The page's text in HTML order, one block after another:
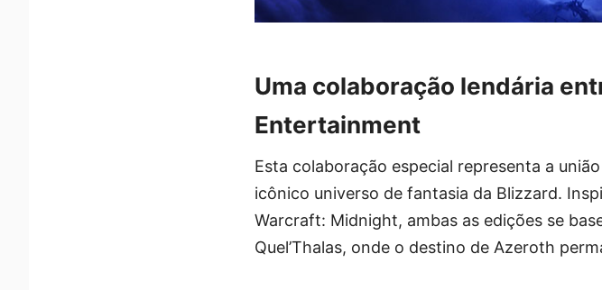
Uma colaboração lendária
Entertainment
Esta colaboração especial representa a
icônico universo de fantasia da Blizzard.
Warcraft: Midnight, ambas as edições se
Quel’Thalas, onde o destino de Azeroth